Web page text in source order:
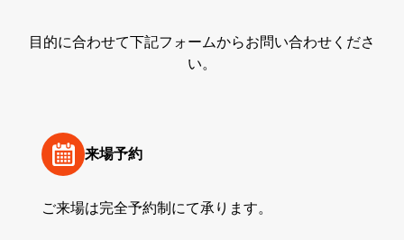
目的に合わせて下記フォームからお問い合わせくださ
い。
来場予約
ご来場は完全予約制にて承ります。